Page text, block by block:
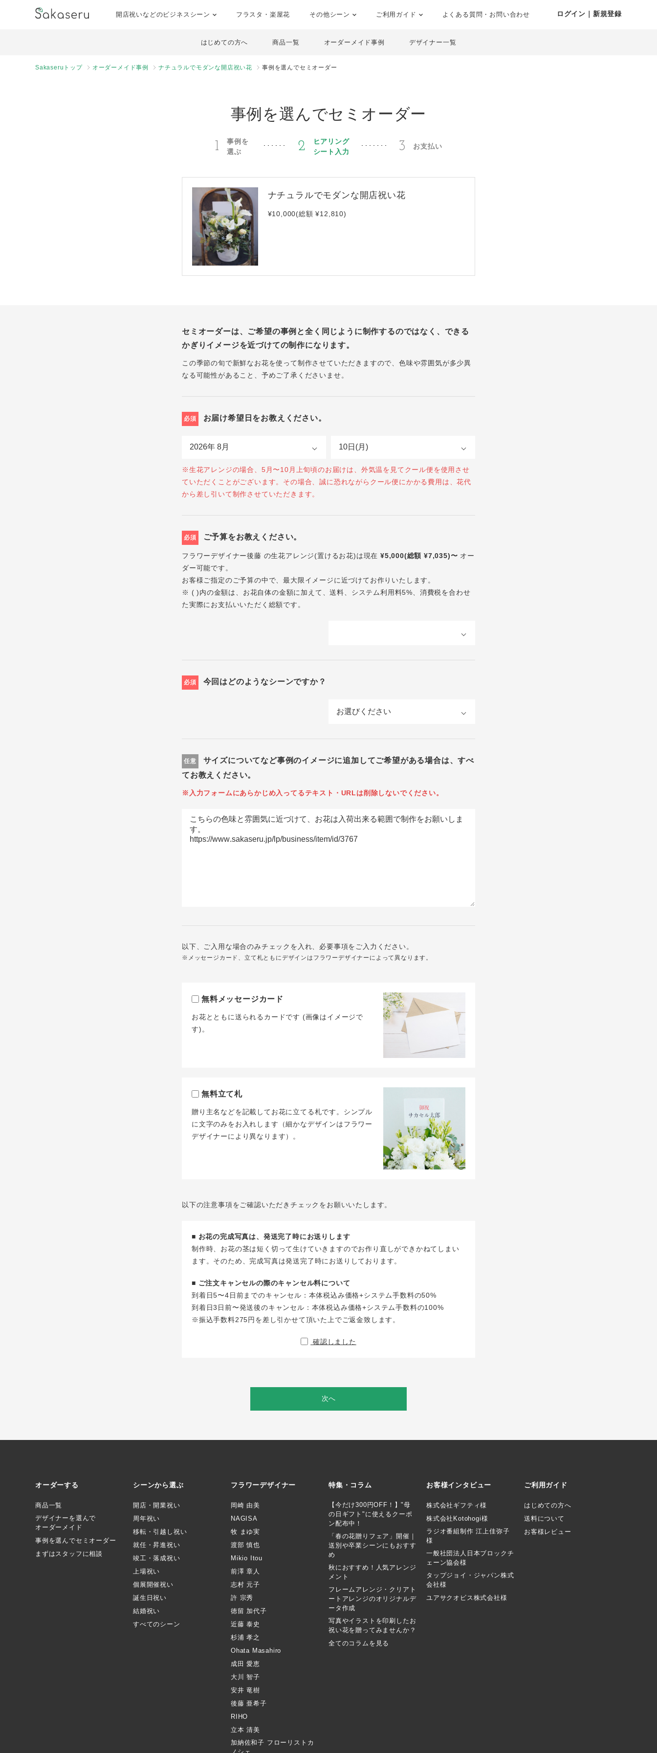
開店祝いなどのビジネスシーン フラスタ・楽屋花 その他シーン ご利用ガイド よくある質問・お問い合わせ ログイン｜新規登録
はじめての方へ 商品一覧 オーダーメイド事例 デザイナー一覧
Sakaseruトップ オーダーメイド事例 ナチュラルでモダンな開店祝い花 事例を選んでセミオーダー
事例を選んでセミオーダー
1
事例を
選ぶ
2
ヒアリング
シート入力
3 お支払い
ナチュラルでモダンな開店祝い花
¥10,000(総額 ¥12,810)
セミオーダーは、ご希望の事例と全く同じように制作するのではなく、できる
かぎりイメージを近づけての制作になります。
この季節の旬で新鮮なお花を使って制作させていただきますので、色味や雰囲気が多少異
なる可能性があること、予めご了承くださいませ。
必須 お届け希望日をお教えください。
※生花アレンジの場合、5月〜10月上旬頃のお届けは、外気温を見てクール便を使用させ
ていただくことがございます。その場合、誠に恐れながらクール便にかかる費用は、花代
から差し引いて制作させていただきます。
必須 ご予算をお教えください。
フラワーデザイナー後藤 の生花アレンジ(置けるお花)は現在 ¥5,000(総額 ¥7,035)〜 オー
ダー可能です。
お客様ご指定のご予算の中で、最大限イメージに近づけてお作りいたします。
※ ( )内の金額は、お花自体の金額に加えて、送料、システム利用料5%、消費税を合わせ
た実際にお支払いいただく総額です。
必須 今回はどのようなシーンですか？
任意
サイズについてなど事例のイメージに追加してご希望がある場合は、すべ
てお教えください。
※入力フォームにあらかじめ入ってるテキスト・URLは削除しないでください。
以下、ご入用な場合のみチェックを入れ、必要事項をご入力ください。
※メッセージカード、立て札ともにデザインはフラワーデザイナーによって異なります。
無料メッセージカード
お花とともに送られるカードです (画像はイメージで
す)。
無料立て札
贈り主名などを記載してお花に立てる札です。シンプル
に文字のみをお入れします（細かなデザインはフラワー
デザイナーにより異なります）。
以下の注意事項をご確認いただきチェックをお願いいたします。
■ お花の完成写真は、発送完了時にお送りします
制作時、お花の茎は短く切って生けていきますのでお作り直しができかねてしまい
ます。そのため、完成写真は発送完了時にお送りしております。
■ ご注文キャンセルの際のキャンセル料について
到着日5〜4日前までのキャンセル：本体税込み価格+システム手数料の50%
到着日3日前〜発送後のキャンセル：本体税込み価格+システム手数料の100%
※振込手数料275円を差し引かせて頂いた上でご返金致します。
確認しました
次へ
オーダーする
商品一覧
デザイナーを選んで
オーダーメイド
事例を選んでセミオーダー
まずはスタッフに相談
シーンから選ぶ
開店・開業祝い
周年祝い
移転・引越し祝い
就任・昇進祝い
竣工・落成祝い
上場祝い
個展開催祝い
誕生日祝い
結婚祝い
すべてのシーン
フラワーデザイナー
岡崎 由美
NAGISA
牧 まゆ実
渡部 慎也
Mikio Itou
前澤 章人
志村 元子
許 宗秀
徳留 加代子
近藤 泰史
杉浦 孝之
Ohata Masahiro
成田 愛恵
大川 智子
安井 竜樹
後藤 亜希子
RIHO
立本 清美
加納佐和子 フローリストカ
特集・コラム
【今だけ300円OFF！】"母
の日ギフト"に使えるクーポ
ン配布中！
「春の花贈りフェア」開催｜
送別や卒業シーンにもおすす
め
秋におすすめ！人気アレンジ
メント
フレームアレンジ・クリアト
ートアレンジのオリジナルデ
ータ作成
写真やイラストを印刷したお
祝い花を贈ってみませんか？
全てのコラムを見る
お客様インタビュー
株式会社ギフティ様
株式会社Kotohogi様
ラジオ番組制作 江上佳弥子
様
一般社団法人日本ブロックチ
ェーン協会様
タップジョイ・ジャパン株式
会社様
ユアサクオビス株式会社様
ご利用ガイド
はじめての方へ
送料について
お客様レビュー